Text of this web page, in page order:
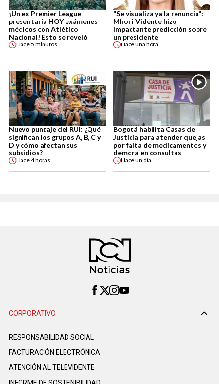
¡Un ex Premier League
presentaría HOY exámenes
médicos con Atlético
Nacional! Esto se reveló
Hace5 minutos
"Se visualiza ya la renuncia":
Mhoni Vidente hizo
impactante predicción sobre
un presidente
Haceuna hora
Nuevo puntaje del RUI: ¿Qué
significan los grupos A, B, C y
D y cómo afectan sus
subsidios?
Hace4 horas
Bogotá habilita Casas de
Justicia para atender quejas
por falta de medicamentos y
demora en consultas
Haceun día
CORPORATIVO
RESPONSABILIDAD SOCIAL
FACTURACIÓN ELECTRÓNICA
ATENCIÓN AL TELEVIDENTE